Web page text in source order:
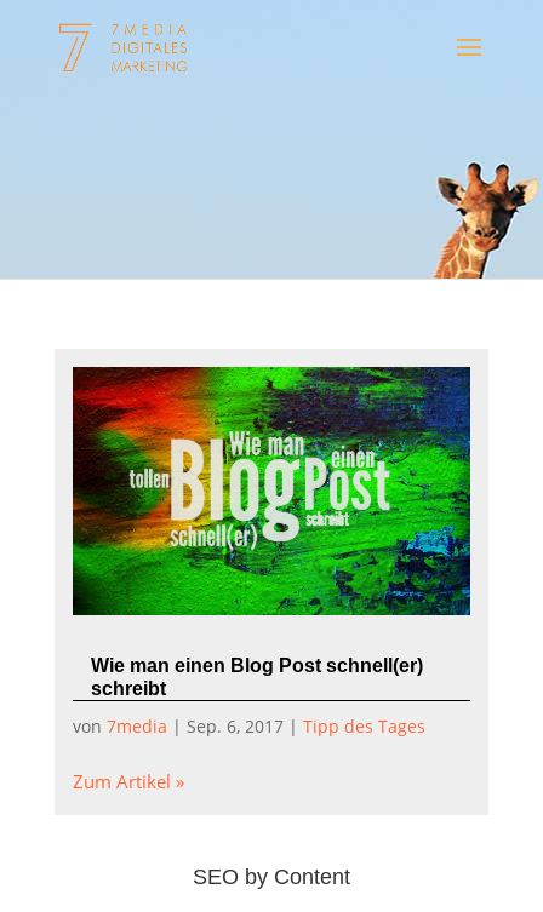
Wie man einen Blog Post schnell(er)
schreibt
von 7media | Sep. 6, 2017| Tipp des Tages
Zum Artikel »
SEO by Content